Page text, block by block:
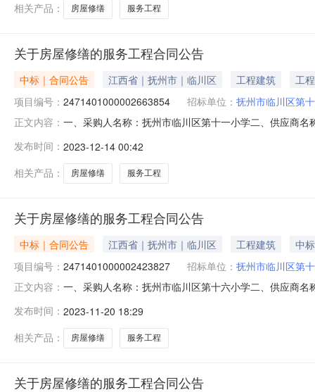
相关产品：
房屋修缮 服务工程
关于房屋修缮的服务工程合同公告
中标｜合同公告 江西省｜抚州市｜临川区 工程建筑
工程
项目编号： 2471401000002663854 招标单位： 抚州市临川区第
正文内容： 一、采购人名称：抚州市临川区第十一小学二、供应商
本概况：七、其它事项：无八、联系方式1、采购人名称
发布时间： 2023-12-14 00:42
相关产品：
房屋修缮 服务工程
关于房屋修缮的服务工程合同公告
中标｜合同公告 江西省｜抚州市｜临川区 工程建筑
中
项目编号： 2471401000002423827 招标单位： 抚州市临川区第
正文内容： 一、采购人名称：抚州市临川区第十六小学二、供应商
本概况：七、其它事项：无八、联系方式1、采购人名称
发布时间： 2023-11-20 18:29
相关产品：
房屋修缮 服务工程
关于房屋修缮的服务工程合同公告